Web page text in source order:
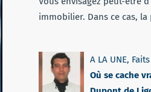
immobilier. Dans ce cas, la
A LA UNE,
Où se cache